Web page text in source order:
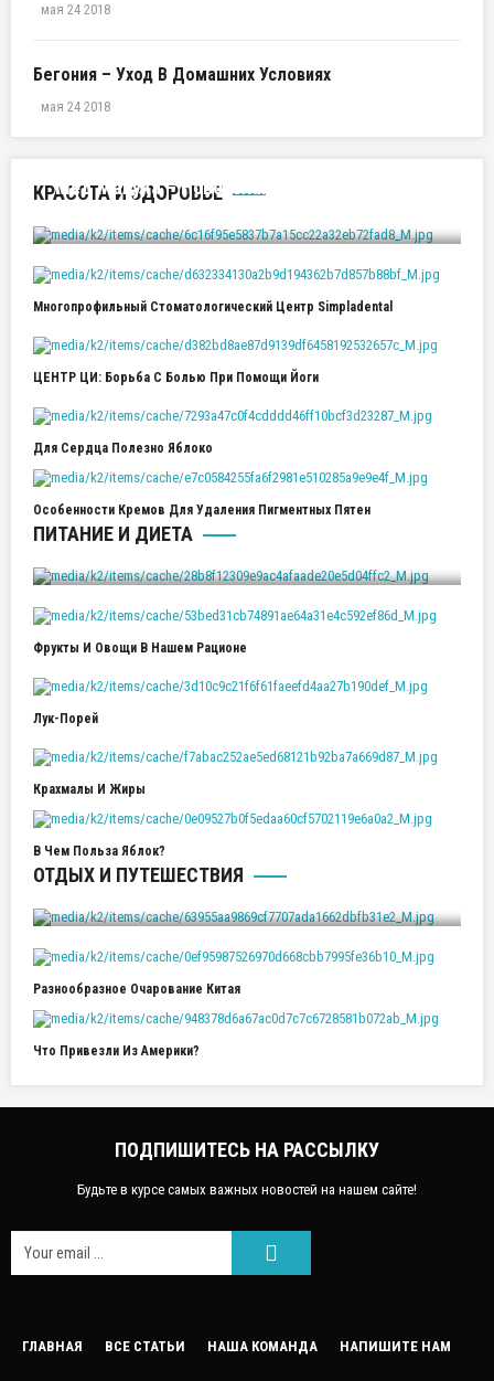
мая 24 2018
Бегония – Уход В Домашних Условиях
мая 24 2018
КРАСОТА И ЗДОРОВЬЕ
Мед Манука – Новозеландский Эликсир
Здоровья И Долголетия
Многопрофильный Стоматологический Центр Simpladental
ЦЕНТР ЦИ: Борьба С Болью При Помощи Йоги
Для Сердца Полезно Яблоко
Особенности Кремов Для Удаления Пигментных Пятен
ПИТАНИЕ И ДИЕТА
Инжирная Диета
Фрукты И Овощи В Нашем Рационе
Лук-Порей
Крахмалы И Жиры
В Чем Польза Яблок?
ОТДЫХ И ПУТЕШЕСТВИЯ
Круизы На Теплоходах По России
Разнообразное Очарование Китая
Что Привезли Из Америки?
ПОДПИШИТЕСЬ НА РАССЫЛКУ
Будьте в курсе самых важных новостей на нашем сайте!
ГЛАВНАЯ ВСЕ СТАТЬИ НАША КОМАНДА НАПИШИТЕ НАМ